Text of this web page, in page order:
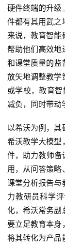
硬件终端的升级
件都有其用武之
来说，教育智能
帮助他们高效地
和课堂质量的监
放矢地调整教学
或学校，教育
减负，同时带动
以希沃为例，
希沃教学大模型
件，助力教师备
用，从问答策
课堂分析报告与
力教研员科学
化，希沃常务副
要立足教育本身
将其转化为产品